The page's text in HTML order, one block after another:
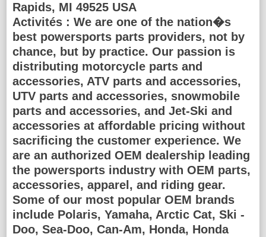
Rapids, MI 49525 USA
Activités : We are one of the nation�s
best powersports parts providers, not by
chance, but by practice. Our passion is
distributing motorcycle parts and
accessories, ATV parts and accessories,
UTV parts and accessories, snowmobile
parts and accessories, and Jet-Ski and
accessories at affordable pricing without
sacrificing the customer experience. We
are an authorized OEM dealership leading
the powersports industry with OEM parts,
accessories, apparel, and riding gear.
Some of our most popular OEM brands
include Polaris, Yamaha, Arctic Cat, Ski -
Doo, Sea-Doo, Can-Am, Honda, Honda